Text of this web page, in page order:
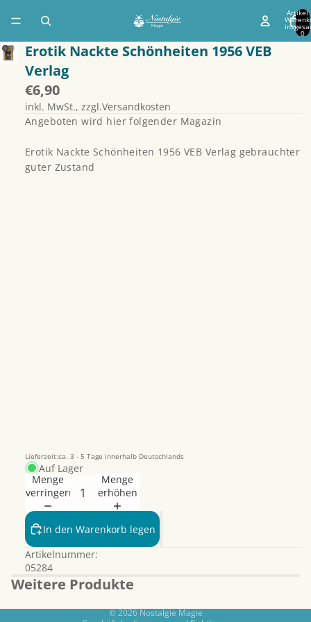
Artikel
0
Erotik Nackte Schönheiten 1956 VEB
Verlag
€6,90
inkl. MwSt., zzgl.Versandkosten
Angeboten wird hier folgender Magazin
Erotik Nackte Schönheiten 1956 VEB Verlag gebrauchter
guter Zustand
Lieferzeit:ca. 3 - 5 Tage innerhalb Deutschlands
Auf Lager
Menge
verringern
Menge
erhöhen
In den Warenkorb legen
Artikelnummer:
05284
Weitere Produkte
© 2026Nostalgie Magie
Datenschutzerklärung
Widerrufsrecht
AGB
Kontaktinformationen
Impressum